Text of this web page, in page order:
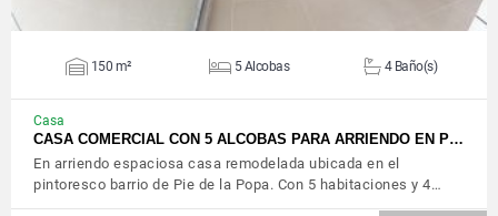
150 m² 5 Alcobas 4 Baño(s)
Casa
CASA COMERCIAL CON 5 ALCOBAS PARA ARRIENDO EN P…
En arriendo espaciosa casa remodelada ubicada en el
pintoresco barrio de Pie de la Popa. Con 5 habitaciones y 4…